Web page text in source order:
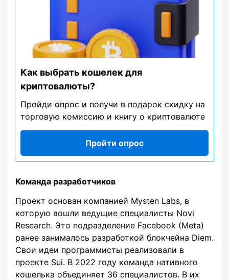
Как выбрать кошелек для
криптовалюты?
Пройди опрос и получи в подарок скидку на
торговую комиссию и книгу о криптовалюте
Пройти опрос
Команда разработчиков
Проект основан компанией Mysten Labs, в
которую вошли ведущие специалисты Novi
Research. Это подразделение Facebook (Meta)
ранее занималось разработкой блокчейна Diem.
Свои идеи программисты реализовали в
проекте Sui. В 2022 году команда нативного
кошелька объединяет 36 специалистов. В их